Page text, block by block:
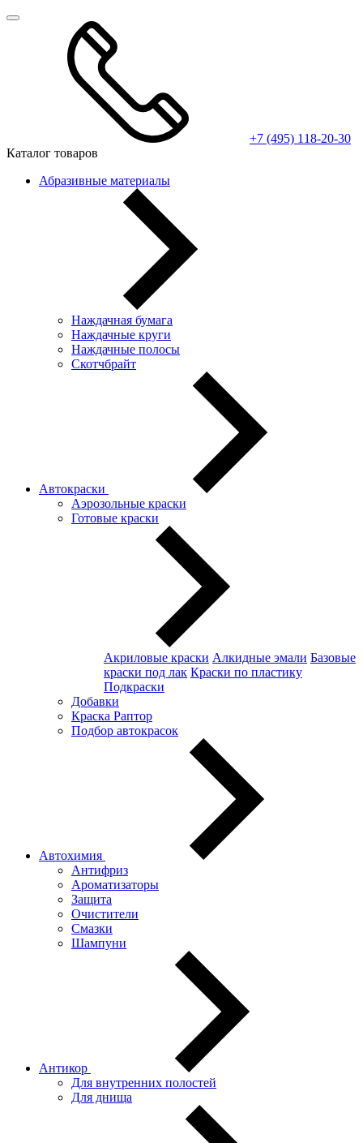
+7 (495) 118-20-30
Каталог товаров
Абразивные материалы
Наждачная бумага
Наждачные круги
Наждачные полосы
Скотчбрайт
Автокраски
Аэрозольные краски
Готовые краски
Акриловые краски Алкидные эмали Базовые
краски под лак Краски по пластику
Подкраски
Добавки
Краска Раптор
Подбор автокрасок
Автохимия
Антифриз
Ароматизаторы
Защита
Очистители
Смазки
Шампуни
Антикор
Для внутренних полостей
Для днища